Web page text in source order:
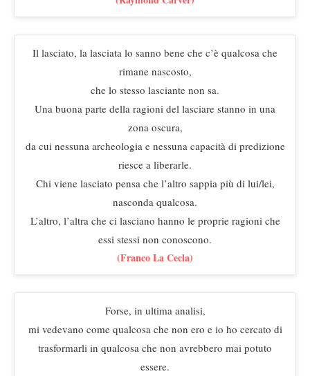
Il lasciato, la lasciata lo sanno bene che c’è qualcosa che
rimane nascosto,
che lo stesso lasciante non sa.
Una buona parte della ragioni del lasciare stanno in una
zona oscura,
da cui nessuna archeologia e nessuna capacità di predizione
riesce a liberarle.
Chi viene lasciato pensa che l’altro sappia più di lui/lei,
nasconda qualcosa.
L’altro, l’altra che ci lasciano hanno le proprie ragioni che
essi stessi non conoscono.
(Franco La Cecla)
Forse, in ultima analisi,
mi vedevano come qualcosa che non ero e io ho cercato di
trasformarli in qualcosa che non avrebbero mai potuto
essere.